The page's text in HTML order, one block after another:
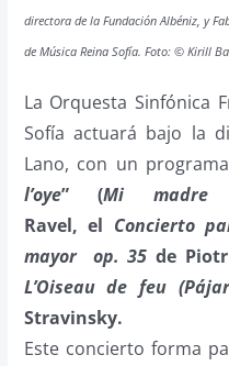
directora de la Fundación Albéniz, y
de Música Reina Sofía. Foto: © Kirill
La Orquesta Sinfónica
Sofía actuará bajo la
Lano, con un
l’oye” (Mi
Ravel, el Concierto
mayor op. 35 de
L’Oiseau de feu
Stravinsky.
Este concierto forma